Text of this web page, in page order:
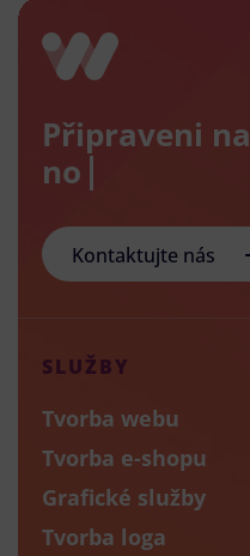
Připraveni na
nový e-s
Kontaktujte nás
SLUŽBY
Tvorba webu
Tvorba e-shopu
Grafické služby
Tvorba loga